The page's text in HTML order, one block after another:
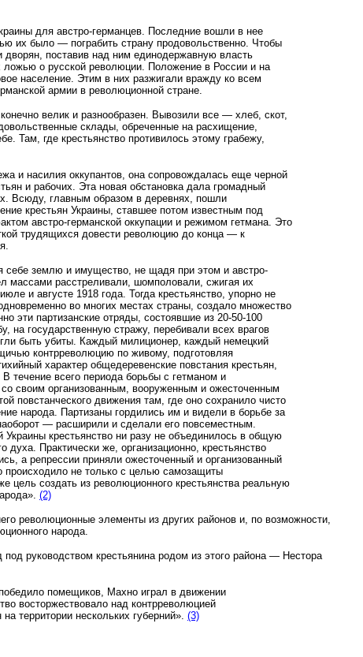
для австро-германцев. Последние вошли в нее
их было — пограбить страну продовольственно. Чтобы
дворян, поставив над ним единодержавную власть
ложью о русской революции. Положение в России и на
население. Этим в них разжигали вражду ко всем
армии в революционной стране.
велик и разнообразен. Вывозили все — хлеб, скот,
склады, обреченные на расхищение,
Там, где крестьянство противилось этому грабежу,
и насилия оккупантов, она сопровождалась еще черной
и рабочих. Эта новая обстановка дала громадный
Всюду, главным образом в деревнях, пошли
крестьян Украины, ставшее потом известным под
австро-германской оккупации и режимом гетмана. Это
трудящихся довести революцию до конца — к
себе землю и имущество, не щадя при этом и австро-
массами расстреливали, шомполовали, сжигая их
и августе 1918 года. Тогда крестьянство, упорно не
во многих местах страны, создало множество
эти партизанские отряды, состоявшие из 20-50-100
государственную стражу, перебивали всех врагов
быть убиты. Каждый милиционер, каждый немецкий
контрреволюцию по живому, подготовляя
характер общедеревенские повстания крестьян,
течение всего периода борьбы с гетманом и
своим организованным, вооруженным и ожесточенным
повстанческого движения там, где оно сохранило чисто
народа. Партизаны гордились им и видели в борьбе за
— расширили и сделали его повсеместным.
крестьянство ни разу не объединилось в общую
Практически же, организационно, крестьянство
а репрессии приняли ожесточенный и организованный
не только с целью самозащиты
создать из революционного крестьянства реальную
(2)
революционные элементы из других районов и, по возможности,
народа.
руководством крестьянина родом из этого района — Нестора
помещиков, Махно играл в движении
восторжествовало над контрреволюцией
территории нескольких губерний». (3)